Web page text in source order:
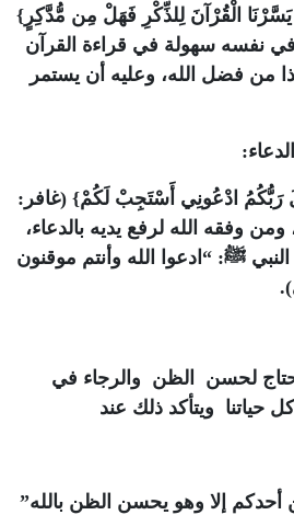
يَسَّرْنَا الْقُرْآنَ لِلذِّكْرِ فَهَلْ مِن مُّدَّكِرٍ}
وجد في نفسه سهولة في قراءة القرآن
من فضل الله، وعليه أن يستمر
رَبُّكُمُ ادْعُونِي أَسْتَجِبْ لَكُمْ} (غافر:
ومن وفقه الله لرفع يديه بالدعاء،
النبي ﷺ: “ادعوا الله وأنتم موقنون
لحسن الظن والرجاء في
ويتأكد ذلك عند
أحدكم إلا وهو يحسن الظن بالله”